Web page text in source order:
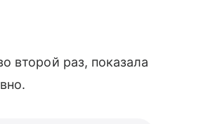
второй раз, показала